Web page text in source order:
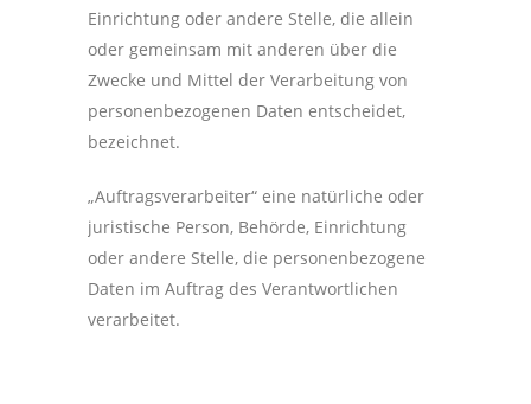
Einrichtung oder andere Stelle, die allein
oder gemeinsam mit anderen über die
Zwecke und Mittel der Verarbeitung von
personenbezogenen Daten entscheidet,
bezeichnet.
„Auftragsverarbeiter“ eine natürliche oder
juristische Person, Behörde, Einrichtung
oder andere Stelle, die personenbezogene
Daten im Auftrag des Verantwortlichen
verarbeitet.